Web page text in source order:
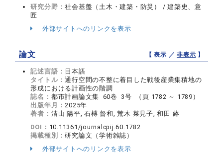
研究分野：社会基盤（土木・建築・防災） / 建築史、意
匠
外部サイトへのリンクを表示
論文 【 表示 ／非表示 】
記述言語： 日本語
タイトル：通行空間の不整に着目した戦後産業集積地の
形成における計画性の階調
誌名： 都市計画論文集 60巻 3号 （頁 1782 ～ 1789）
出版年月：2025年
著者： 清山 陽平, 石榑 督和, 荒木 菜見子, 和田 蕗
DOI： 10.11361/journalcpij.60.1782
掲載種別：研究論文（学術雑誌）
外部サイトへのリンクを表示